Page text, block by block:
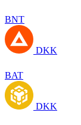
BNT
DKK
BAT
DKK